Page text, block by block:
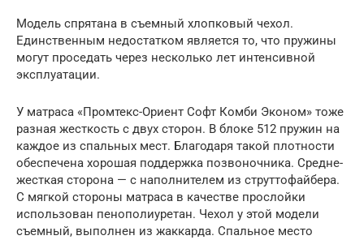
Модель спрятана в съемный хлопковый чехол.
Единственным недостатком является то, что пружины
могут проседать через несколько лет интенсивной
эксплуатации.
У матраса «Промтекс-Ориент Софт Комби Эконом» тоже
разная жесткость с двух сторон. В блоке 512 пружин на
каждое из спальных мест. Благодаря такой плотности
обеспечена хорошая поддержка позвоночника. Средне-
жесткая сторона — с наполнителем из струттофайбера.
С мягкой стороны матраса в качестве прослойки
использован пенополиуретан. Чехол у этой модели
съемный, выполнен из жаккарда. Спальное место